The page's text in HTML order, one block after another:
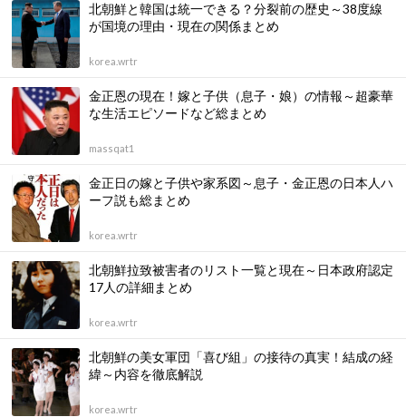
北朝鮮と韓国は統一できる？分裂前の歴史～38度線
が国境の理由・現在の関係まとめ
korea.wrtr
金正恩の現在！嫁と子供（息子・娘）の情報～超豪華
な生活エピソードなど総まとめ
massqat1
金正日の嫁と子供や家系図～息子・金正恩の日本人ハ
ーフ説も総まとめ
korea.wrtr
北朝鮮拉致被害者のリスト一覧と現在～日本政府認定
17人の詳細まとめ
korea.wrtr
北朝鮮の美女軍団「喜び組」の接待の真実！結成の経
緯～内容を徹底解説
korea.wrtr